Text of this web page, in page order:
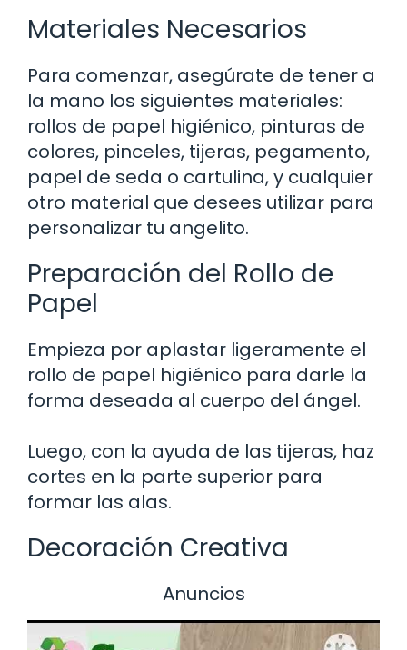
Materiales Necesarios
Para comenzar, asegúrate de tener a
la mano los siguientes materiales:
rollos de papel higiénico, pinturas de
colores, pinceles, tijeras, pegamento,
papel de seda o cartulina, y cualquier
otro material que desees utilizar para
personalizar tu angelito.
Preparación del Rollo de
Papel
Empieza por aplastar ligeramente el
rollo de papel higiénico para darle la
forma deseada al cuerpo del ángel.
Luego, con la ayuda de las tijeras, haz
cortes en la parte superior para
formar las alas.
Decoración Creativa
Anuncios